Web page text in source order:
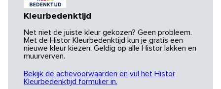
Kleurbedenktijd
Net niet de juiste kleur gekozen? Geen probleem.
Met de Histor Kleurbedenktijd kun je gratis een
nieuwe kleur kiezen. Geldig op alle Histor lakken en
muurverven.
Bekijk de actievoorwaarden en vul het Histor
Kleurbedenktijd formulier in.